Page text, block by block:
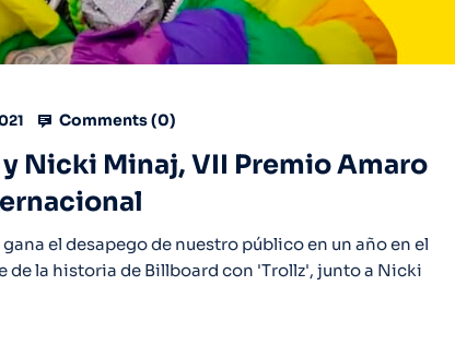
Comments (0)
y Nicki Minaj, VII Premio Amaro
el desapego de nuestro público en un año en el
de la historia de Billboard con 'Trollz', junto a Nicki